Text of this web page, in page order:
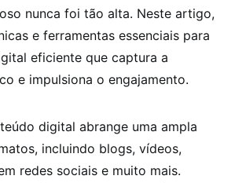
nunca foi tão alta. Neste artigo,
e ferramentas essenciais para
eficiente que captura a
e impulsiona o engajamento.
digital abrange uma ampla
incluindo blogs, vídeos,
redes sociais e muito mais.